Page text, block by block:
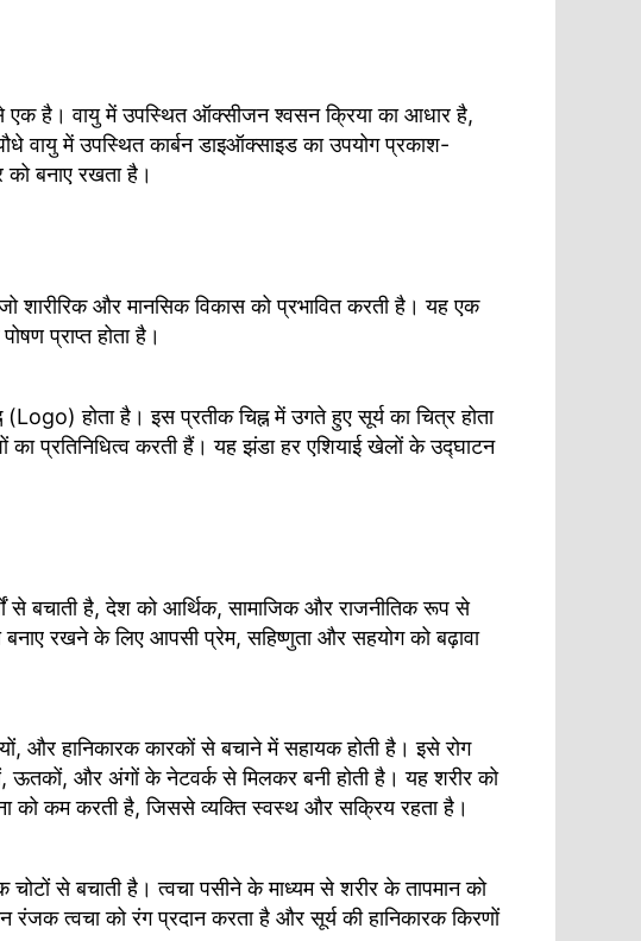
से एक है। वायु में उपस्थित ऑक्सीजन श्वसन क्रिया का आधार है,
वायु में उपस्थित कार्बन डाइऑक्साइड का उपयोग प्रकाश-
बनाए रखता है।
शारीरिक और मानसिक विकास को प्रभावित करती है। यह एक
प्राप्त होता है।
होता है। इस प्रतीक चिह्न में उगते हुए सूर्य का चित्र होता
प्रतिनिधित्व करती हैं। यह झंडा हर एशियाई खेलों के उद्घाटन
से बचाती है, देश को आर्थिक, सामाजिक और राजनीतिक रूप से
रखने के लिए आपसी प्रेम, सहिष्णुता और सहयोग को बढ़ावा
और हानिकारक कारकों से बचाने में सहायक होती है। इसे रोग
ऊतकों, और अंगों के नेटवर्क से मिलकर बनी होती है। यह शरीर को
को कम करती है, जिससे व्यक्ति स्वस्थ और सक्रिय रहता है।
से बचाती है। त्वचा पसीने के माध्यम से शरीर के तापमान को
त्वचा को रंग प्रदान करता है और सूर्य की हानिकारक किरणों